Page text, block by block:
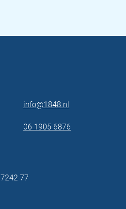
info@1848.nl
06 1905 6876
77